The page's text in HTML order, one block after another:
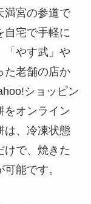
満宮の参道で
自宅で手軽に
「やす武」や
た老舗の店か
ショッピン
をオンライン
は、冷凍状態
けで、焼きた
能です。